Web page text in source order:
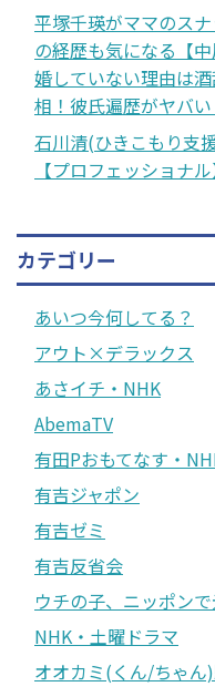
平塚千瑛がママのス
の経歴も気になる【中
婚していない理由は
相！彼氏遍歴がヤバ
石川清(ひきこもり支
【プロフェッショナル
カテゴリー
あいつ今何してる？
アウト×デラックス
あさイチ・NHK
AbemaTV
有田Pおもてなす・
有吉ジャポン
有吉ゼミ
有吉反省会
ウチの子、ニッポン
NHK・土曜ドラマ
オオカミ(くん/ちゃん